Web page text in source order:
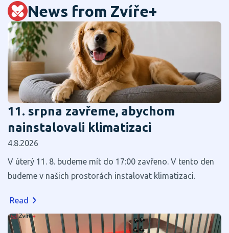
News from Zvíře+
11. srpna zavřeme, abychom
nainstalovali klimatizaci
4.8.2026
V úterý 11. 8. budeme mít do 17:00 zavřeno. V tento den
budeme v našich prostorách instalovat klimatizaci.
Read